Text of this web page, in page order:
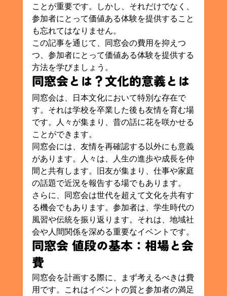
ことが重要です。しかし、それだけでなく、
参加者にとって価値ある体験を提供すること
も忘れてはなりません。
この記事を通じて、同窓会の費用を抑えつ
つ、参加者にとって価値ある体験を提供する
方法を学びましょう。
同窓会とは？文化的意義とは
同窓会は、日本文化において特別な存在で
す。それは学校を卒業した後も友情を育む場
です。人々が集まり、昔の話に花を咲かせる
ことができます。
同窓会には、友情を再確認する以外にも意義
があります。人々は、人生の進歩や成長を仲
間と共有します。旧友が集まり、仕事や家庭
の話題で近況を報告する場でもあります。
さらに、同窓会は世代を超えて文化を共有す
る機会でもあります。参加者は、学生時代の
風習や伝統を振り返ります。それは、地域社
会や人間関係を深める重要なイベントです。
同窓会 値段の基本：相場と会
費
同窓会を計画する際に、まず考えるべきは費
用です。これはイベントの質と参加者の満足